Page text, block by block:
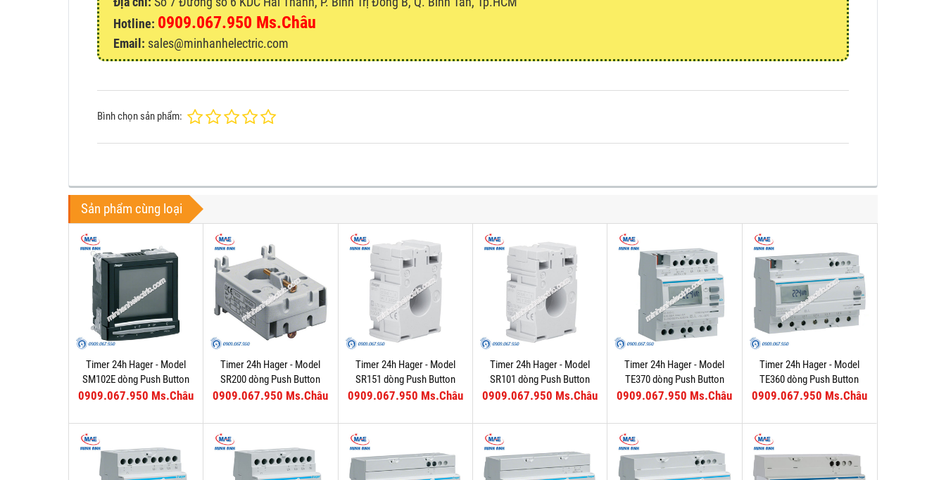
Hotline: 0909.067.950 Ms.Châu
Email: sales@minhanhelectric.com
Bình chọn sản phẩm:
Sản phẩm cùng loại
Timer 24h Hager - Model
SM102E dòng Push Button
0909.067.950 Ms.Châu
Timer 24h Hager - Model
SR200 dòng Push Button
0909.067.950 Ms.Châu
Timer 24h Hager - Model
SR151 dòng Push Button
0909.067.950 Ms.Châu
Timer 24h Hager - Model
SR101 dòng Push Button
0909.067.950 Ms.Châu
Timer 24h Hager - Model
TE370 dòng Push Button
0909.067.950 Ms.Châu
Timer 24h Hager - Model
TE360 dòng Push Button
0909.067.950 Ms.Châu